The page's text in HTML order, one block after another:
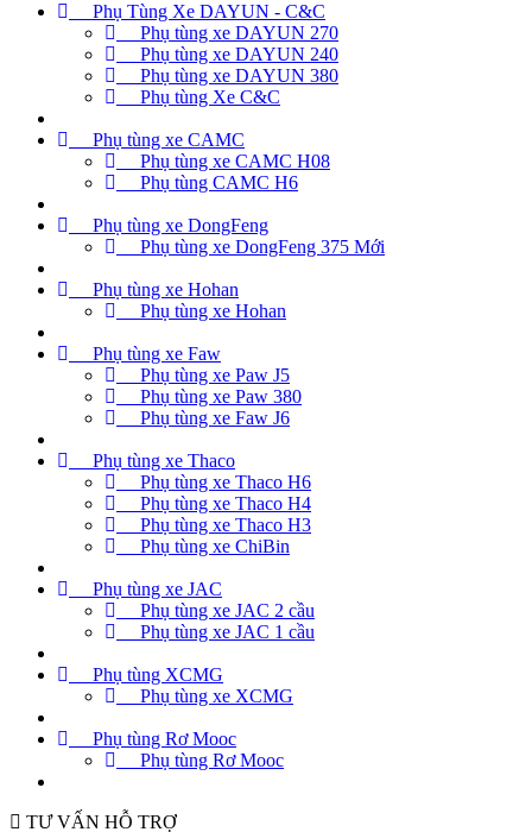
Phụ Tùng Xe DAYUN - C&C
Phụ tùng xe DAYUN 270
Phụ tùng xe DAYUN 240
Phụ tùng xe DAYUN 380
Phụ tùng Xe C&C
Phụ tùng xe CAMC
Phụ tùng xe CAMC H08
Phụ tùng CAMC H6
Phụ tùng xe DongFeng
Phụ tùng xe DongFeng 375 Mới
Phụ tùng xe Hohan
Phụ tùng xe Hohan
Phụ tùng xe Faw
Phụ tùng xe Paw J5
Phụ tùng xe Paw 380
Phụ tùng xe Faw J6
Phụ tùng xe Thaco
Phụ tùng xe Thaco H6
Phụ tùng xe Thaco H4
Phụ tùng xe Thaco H3
Phụ tùng xe ChiBin
Phụ tùng xe JAC
Phụ tùng xe JAC 2 cầu
Phụ tùng xe JAC 1 cầu
Phụ tùng XCMG
Phụ tùng xe XCMG
Phụ tùng Rơ Mooc
Phụ tùng Rơ Mooc
TƯ VẤN HỖ TRỢ